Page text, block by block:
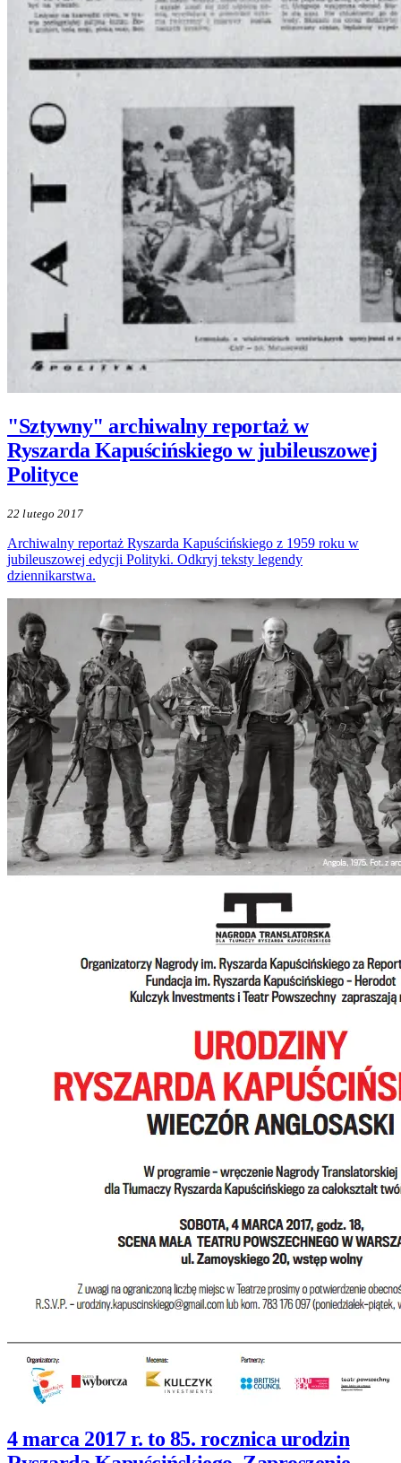
"Sztywny" archiwalny reportaż w
Ryszarda Kapuścińskiego w jubileuszowej
Polityce
22 lutego 2017
Archiwalny reportaż Ryszarda Kapuścińskiego z 1959 roku w
jubileuszowej edycji Polityki. Odkryj teksty legendy
dziennikarstwa.
4 marca 2017 r. to 85. rocznica urodzin